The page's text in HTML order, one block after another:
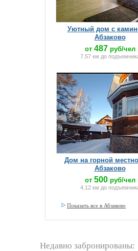
Уютный дом с
Абзаково
от 487 руб/чел
7.57 км до
Дом на горной
Абзаково
от 500руб/чел
4.12 км до
Показать все в Абзаково
Недавно забронированы: